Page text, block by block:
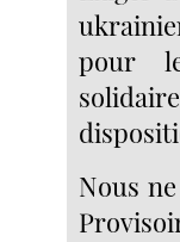
pour
Nous